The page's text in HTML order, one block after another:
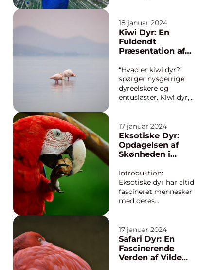
forstå hvorfor. Disse
energiske, legesyge
og sociale væsner er
ikke kun utroligt
også en unik
personlighe...
18 januar 2024
Kiwi Dyr: En
Fuldendt
Præsentation af
Fuglelignende
Skabninger
“Hvad er kiwi dyr?”
spørger nysgerrige
dyreelskere og
entusiaster. Kiwi dyr,
gruppe af flyve-
udfordrede fugle, der
er endemiske for New
Zealand. Disse
unikke på mange
måder og har dyb...
17 januar 2024
Eksotiske Dyr:
Opdagelsen af
Skønheden i
Mangfoldighed
Introduktion:
Eksotiske dyr har altid
fascineret mennesker
med deres
sprudlende skalaer
eller majestætiske
gangarter. De har en
unik charme, der
17 januar 2024
Safari Dyr: En
Fascinerende
Verden af Vilde